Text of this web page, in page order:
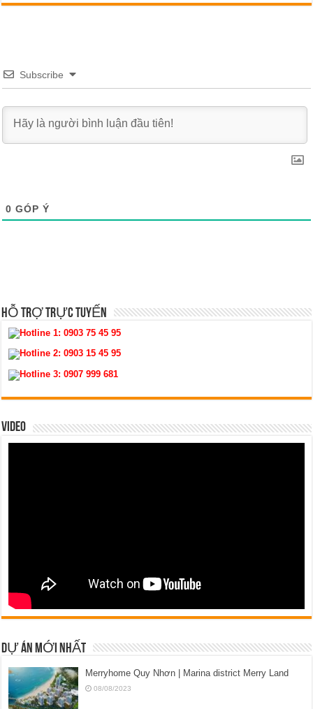
Subscribe
0 GÓP Ý
HỖ TRỢ TRỰC TUYẾN
Hotline 1:0903 75 45 95
Hotline 2:0903 15 45 95
Hotline 3:0907 999 681
VIDEO
DỰ ÁN MỚI NHẤT
Merryhome Quy Nhơn | Marina district Merry Land
08/08/2023